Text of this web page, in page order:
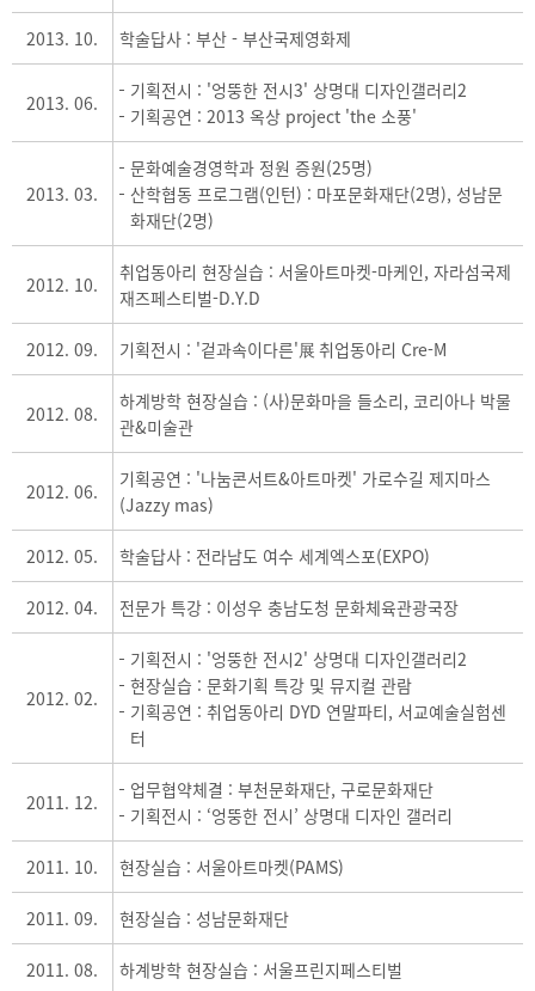
2013. 10. 학술답사 : 부산 - 부산국제영화제
2013. 06.
기획전시 : '엉뚱한 전시3' 상명대 디자인갤러리2
기획공연 : 2013 옥상 project 'the 소풍'
2013. 03.
문화예술경영학과 정원 증원(25명)
산학협동 프로그램(인턴) : 마포문화재단(2명), 성남문
화재단(2명)
2012. 10.
취업동아리 현장실습 : 서울아트마켓-마케인, 자라섬국제
재즈페스티벌-D.Y.D
2012. 09. 기획전시 : '겉과속이다른'展 취업동아리 Cre-M
2012. 08.
하계방학 현장실습 : (사)문화마을 들소리, 코리아나 박물
관&미술관
2012. 06.
기획공연 : '나눔콘서트&아트마켓' 가로수길 제지마스
(Jazzy mas)
2012. 05. 학술답사 : 전라남도 여수 세계엑스포(EXPO)
2012. 04. 전문가 특강 : 이성우 충남도청 문화체육관광국장
2012. 02.
기획전시 : '엉뚱한 전시2' 상명대 디자인갤러리2
현장실습 : 문화기획 특강 및 뮤지컬 관람
기획공연 : 취업동아리 DYD 연말파티, 서교예술실험센
터
2011. 12.
업무협약체결 : 부천문화재단, 구로문화재단
기획전시 : ‘엉뚱한 전시’ 상명대 디자인 갤러리
2011. 10. 현장실습 : 서울아트마켓(PAMS)
2011. 09. 현장실습 : 성남문화재단
2011. 08. 하계방학 현장실습 : 서울프린지페스티벌